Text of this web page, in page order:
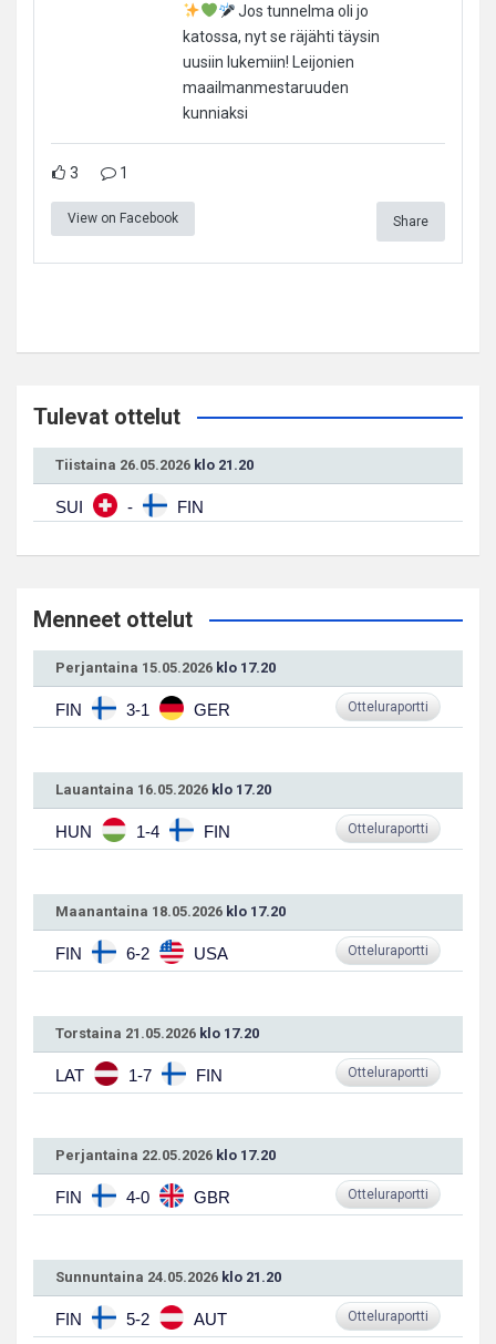
Jos tunnelma oli jo
katossa, nyt se räjähti täysin
uusiin lukemiin! Leijonien
maailmanmestaruuden
kunniaksi
3 1
View on Facebook Share
Tulevat ottelut
Tiistaina 26.05.2026 klo 21.20
SUI - FIN
Menneet ottelut
Perjantaina 15.05.2026 klo 17.20
FIN 3-1 GER Otteluraportti
Lauantaina 16.05.2026 klo 17.20
HUN 1-4 FIN Otteluraportti
Maanantaina 18.05.2026 klo 17.20
FIN 6-2 USA Otteluraportti
Torstaina 21.05.2026 klo 17.20
LAT 1-7 FIN Otteluraportti
Perjantaina 22.05.2026 klo 17.20
FIN 4-0 GBR Otteluraportti
Sunnuntaina 24.05.2026 klo 21.20
FIN 5-2 AUT Otteluraportti